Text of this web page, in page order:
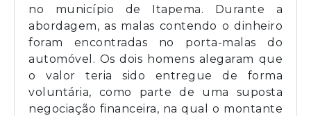
no município de Itapema. Durante a
abordagem, as malas contendo o dinheiro
foram encontradas no porta-malas do
automóvel. Os dois homens alegaram que
o valor teria sido entregue de forma
voluntária, como parte de uma suposta
negociação financeira, na qual o montante